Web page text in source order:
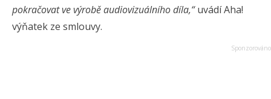
pokračovat ve výrobě audiovizuálního díla,“uvádí Aha!
výňatek ze smlouvy.